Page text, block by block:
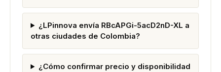
¿LPinnova envía RBcAPGi-5acD2nD-XL a
otras ciudades de Colombia?
¿Cómo confirmar precio y disponibilidad